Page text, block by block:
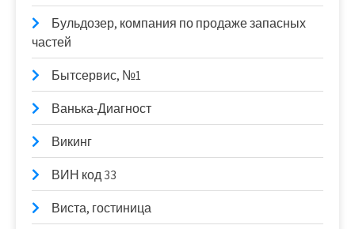
Бульдозер, компания по продаже запасных
частей
Бытсервис, №1
Ванька-Диагност
Викинг
ВИН код 33
Виста, гостиница